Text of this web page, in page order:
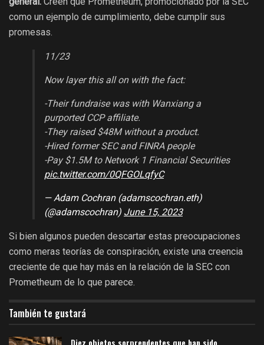
como un ejemplo de cumplimiento, debe cumplir sus
promesas.
11/23
Now layer this all on with the fact:
-Their fundraise was with Wanxiang a
purported CCP affiliate.
-They raised $48M without a product.
-Hired former SEC and FINRA people
-Pay $1.5M to Network 1 Financial Securities
pic.twitter.com/0QFGOLqfyC
— Adam Cochran (adamscochran.eth)
(@adamscochran)June 15, 2023
Si bien algunos pueden descartar estas preocupaciones
como meras teorías de conspiración, existe una creencia
creciente de que hay más en la relación de la SEC con
Prometheum de lo que parece.
También te gustará
Diez objetos sorprendentes que han sido